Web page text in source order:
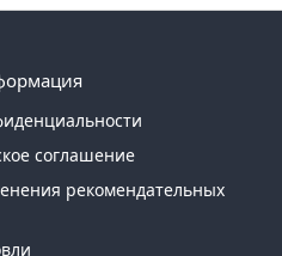
соглашение
рекомендательных